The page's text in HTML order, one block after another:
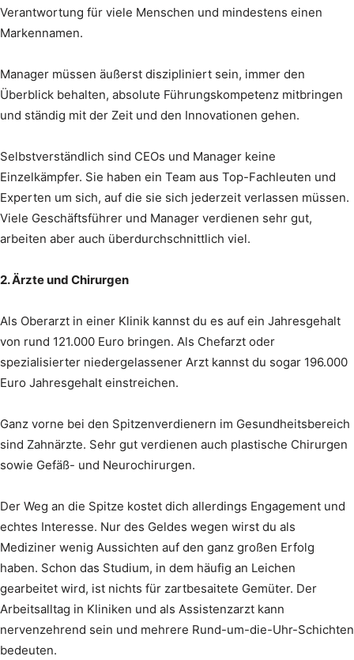
Verantwortung für viele Menschen und mindestens einen
Markennamen.
Manager müssen äußerst diszipliniert sein, immer den
Überblick behalten, absolute Führungskompetenz mitbringen
und ständig mit der Zeit und den Innovationen gehen.
Selbstverständlich sind CEOs und Manager keine
Einzelkämpfer. Sie haben ein Team aus Top-Fachleuten und
Experten um sich, auf die sie sich jederzeit verlassen müssen.
Viele Geschäftsführer und Manager verdienen sehr gut,
arbeiten aber auch überdurchschnittlich viel.
2. Ärzte und Chirurgen
Als Oberarzt in einer Klinik kannst du es auf ein Jahresgehalt
von rund 121.000 Euro bringen. Als Chefarzt oder
spezialisierter niedergelassener Arzt kannst du sogar 196.000
Euro Jahresgehalt einstreichen.
Ganz vorne bei den Spitzenverdienern im Gesundheitsbereich
sind Zahnärzte. Sehr gut verdienen auch plastische Chirurgen
sowie Gefäß- und Neurochirurgen.
Der Weg an die Spitze kostet dich allerdings Engagement und
echtes Interesse. Nur des Geldes wegen wirst du als
Mediziner wenig Aussichten auf den ganz großen Erfolg
haben. Schon das Studium, in dem häufig an Leichen
gearbeitet wird, ist nichts für zartbesaitete Gemüter. Der
Arbeitsalltag in Kliniken und als Assistenzarzt kann
nervenzehrend sein und mehrere Rund-um-die-Uhr-Schichten
bedeuten.